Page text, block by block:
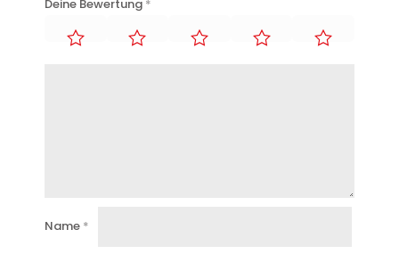
Deine Bewertung *
Name *